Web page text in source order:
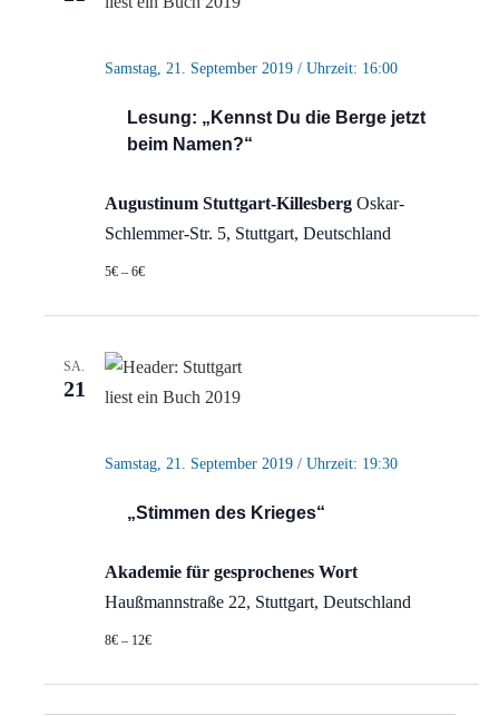
Lesung: „Kennst Du die Berge jetzt
beim Namen?“
Samstag, 21. September 2019 / Uhrzeit: 16:00
Augustinum Stuttgart-Killesberg Oskar-
Schlemmer-Str. 5, Stuttgart, Deutschland
5€ – 6€
SA.
21
„Stimmen des Krieges“
Samstag, 21. September 2019 / Uhrzeit: 19:30
Akademie für gesprochenes Wort
Haußmannstraße 22, Stuttgart, Deutschland
8€ – 12€